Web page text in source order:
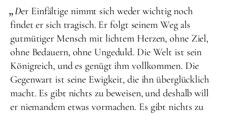
„Der Einfältige nimmt sich weder wichtig noch
findet er sich tragisch. Er folgt seinem Weg als
gutmütiger Mensch mit lichtem Herzen, ohne Ziel,
ohne Bedauern, ohne Ungeduld. Die Welt ist sein
Königreich, und es genügt ihm vollkommen. Die
Gegenwart ist seine Ewigkeit, die ihn überglücklich
macht. Es gibt nichts zu beweisen, und deshalb will
er niemandem etwas vormachen. Es gibt nichts zu